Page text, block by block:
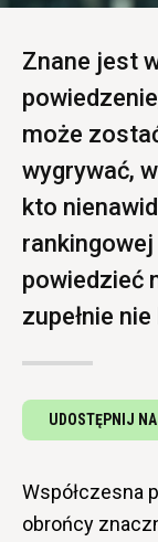
Znane jest
może
wygrywać,
kto
powiedzieć
zupełnie
UDOSTĘPNIJ NA
Współczesna
obrońcy